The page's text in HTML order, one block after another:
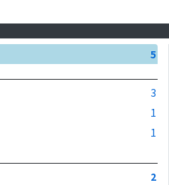
5
3
1
1
2